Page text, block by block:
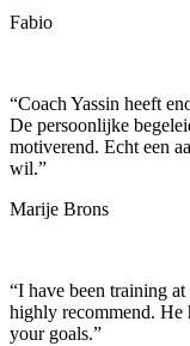
Fabio
“Coach Yassin heeft
De persoonlijke
motiverend. Echt een
wil.”
Marije Brons
“I have been training
highly recommend. He
your goals.”